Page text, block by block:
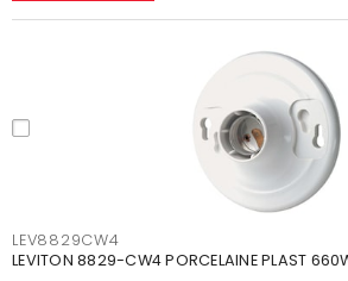
LEV8829CW4
LEVITON 8829-CW4 PORCELAINE PLAST